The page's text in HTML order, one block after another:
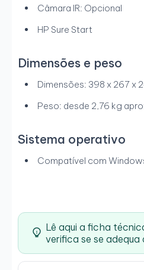
Câmara IR: Opcional
HP Sure Start
Dimensões e peso
Dimensões: 398 x 267 x
Peso: desde 2,76 kg
Sistema operativo
Compatível com
Lê aqui a ficha
verifica se se adequa